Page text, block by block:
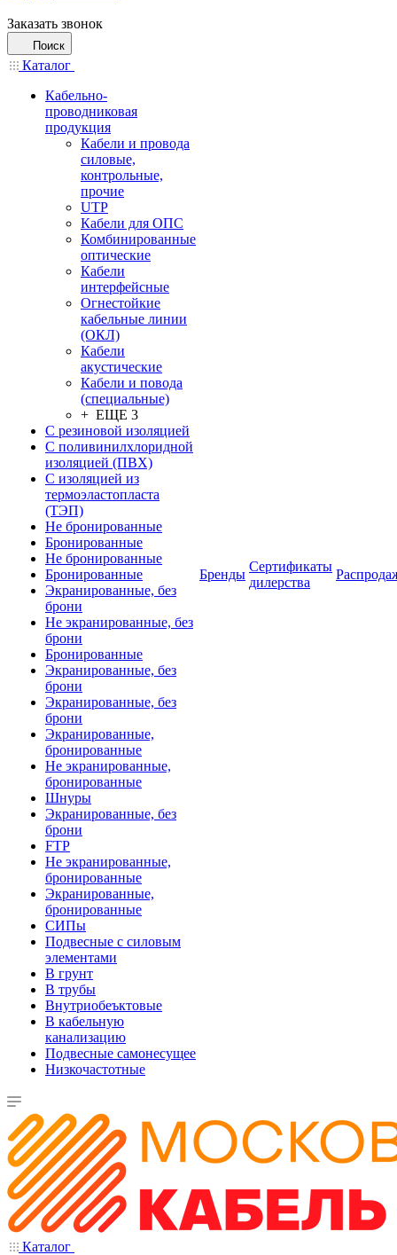
Заказать звонок
Поиск
Каталог
Кабельно-
проводниковая
продукция
Кабели и провода
силовые,
контрольные,
прочие
UTP
Кабели для ОПС
Комбинированные
оптические
Кабели
интерфейсные
Огнестойкие
кабельные линии
(ОКЛ)
Кабели
акустические
Кабели и повода
(специальные)
+ ЕЩЕ 3
С резиновой изоляцией
С поливинилхлоридной
изоляцией (ПВХ)
С изоляцией из
термоэластопласта
(ТЭП)
Не бронированные
Бронированные
Не бронированные
Бронированные
Экранированные, без
брони
Не экранированные, без
брони
Бронированные
Экранированные, без
брони
Экранированные, без
брони
Экранированные,
бронированные
Не экранированные,
бронированные
Шнуры
Экранированные, без
брони
FTP
Не экранированные,
бронированные
Экранированные,
бронированные
СИПы
Подвесные с силовым
элементами
В грунт
В трубы
Внутриобеъктовые
В кабельную
канализацию
Подвесные самонесущее
Низкочастотные
Бренды
Сертификаты
дилерства
Каталог